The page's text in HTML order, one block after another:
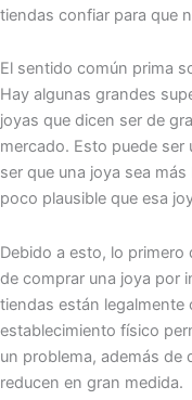
tiendas confiar para que
El sentido común prima
Hay algunas grandes
joyas que dicen ser de
mercado. Esto puede ser
ser que una joya sea
poco plausible que esa
Debido a esto, lo
de comprar una joya por
tiendas están legalmente
establecimiento físico
un problema, además de
reducen en gran medida.